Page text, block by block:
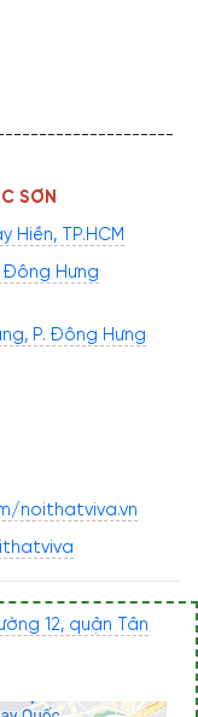
SƠN
Hiền, TP.HCM
Đông Hưng
P. Đông Hưng
noithatviva.vn
12, quận Tân